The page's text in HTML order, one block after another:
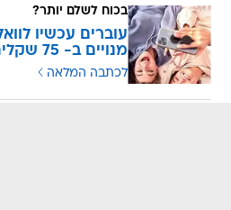
בכוח לשלם יותר?
מנויים ב- 75 שקלים
לכתבה המלאה